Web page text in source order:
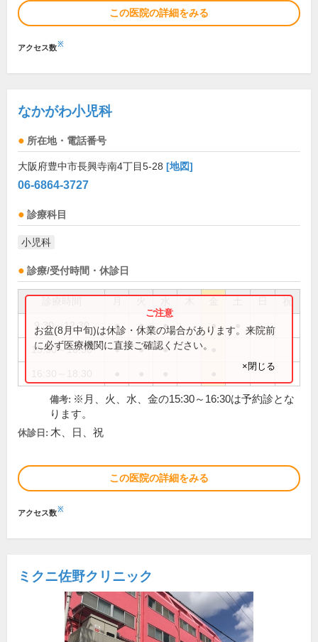
この医院の詳細をみる
アクセス数※
なかがわ小児科
所在地・電話番号
大阪府豊中市長興寺南4丁目5-28 [地図]
06-6864-3727
診療科目
小児科
診療/受付時間・休診日
祝
9:30～12:30 ● ● ● ●
15:30～16:30 ● ● ●
お盆(8月中旬)は休診・休業の場合があります。来院前
に必ず医療機関に直接ご確認ください。
×閉じる
備考: ※月、火、水、金の15:30～16:30は予約診とな
ります。
休診日: 木、日、祝
この医院の詳細をみる
アクセス数※
ミクニ佐野クリニック